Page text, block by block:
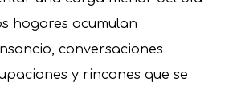
hogares acumulan
conversaciones
y rincones que se